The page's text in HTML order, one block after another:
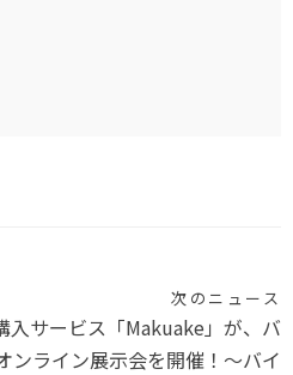
次のニュース
入サービス「Makuake」が、バ
ンライン展示会を開催！〜バイ